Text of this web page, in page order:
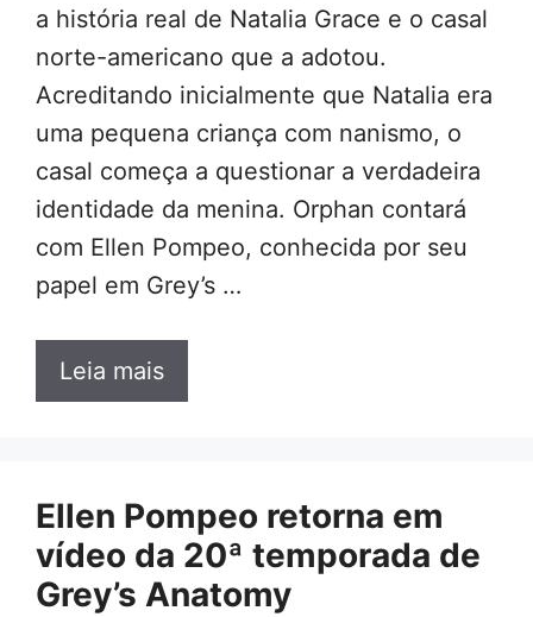
a história real de Natalia Grace e o casal
norte-americano que a adotou.
Acreditando inicialmente que Natalia era
uma pequena criança com nanismo, o
casal começa a questionar a verdadeira
identidade da menina. Orphan contará
com Ellen Pompeo, conhecida por seu
papel em Grey’s …
Leia mais
Ellen Pompeo retorna em
vídeo da 20ª temporada de
Grey’s Anatomy